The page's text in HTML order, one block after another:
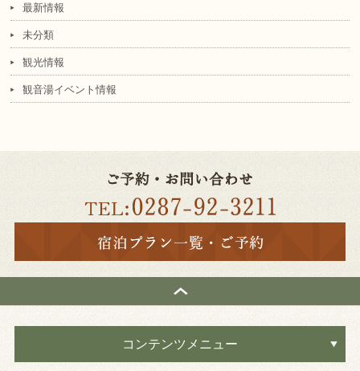
最新情報
未分類
観光情報
観音湯イベント情報
コンテンツメニュー